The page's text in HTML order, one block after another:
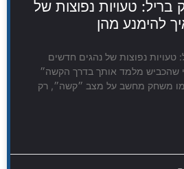
בריל: טעויות נפוצות של
להימנע מהן
טעויות נפוצות של נהגים חדשים
שהכביש מלמד אותך בדרך הקשה״
משחק מחשב על מצב ״קשה״, רק